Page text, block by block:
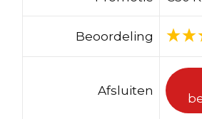
Beoordeling
Afsluiten